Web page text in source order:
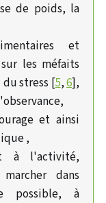
de poids, la
et
les méfaits
stress [5,6],
et ainsi
,
à l'activité,
dans
possible, à